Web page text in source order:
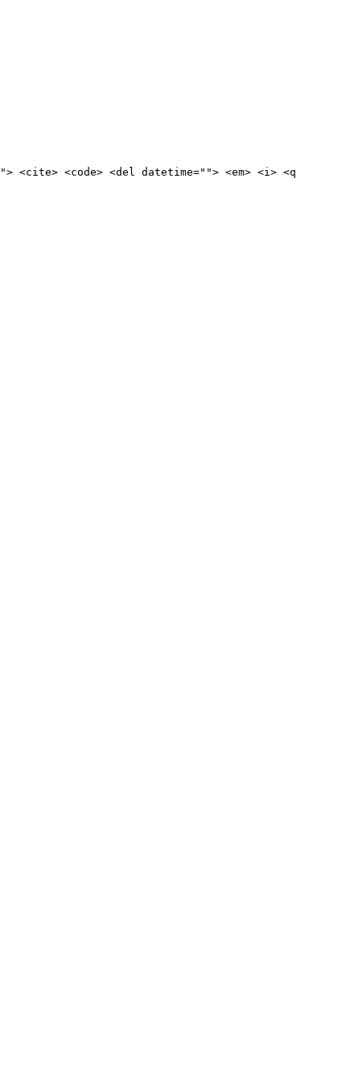
<code> <del datetime=""> <em> <i> <q